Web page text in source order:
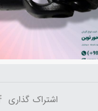
اشتراک گذاری